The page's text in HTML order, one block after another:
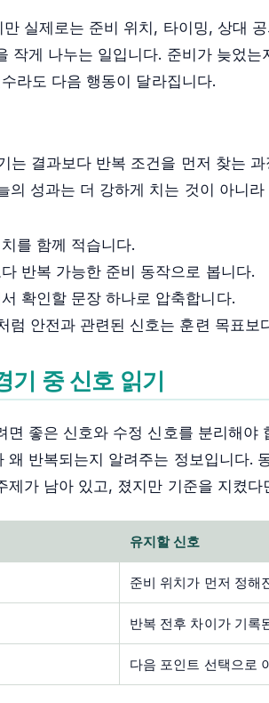
실제로는 준비 위치, 타이밍, 상대
작게 나누는 일입니다. 준비가 늦었
라도 다음 행동이 달라집니다.
는 결과보다 반복 조건을 먼저 찾는
의 성과는 더 강하게 치는 것이 아니
를 함께 적습니다.
반복 가능한 준비 동작으로 봅니다.
확인할 문장 하나로 압축합니다.
럼 안전과 관련된 신호는 훈련 목표보
기 중 신호 읽기
면 좋은 신호와 수정 신호를 분리해
왜 반복되는지 알려주는 정보입니다.
제가 남아 있고, 졌지만 기준을 지켰
유지할 신호
준비 위치가 먼저 정해
반복 전후 차이가 기록
다음 포인트 선택으로